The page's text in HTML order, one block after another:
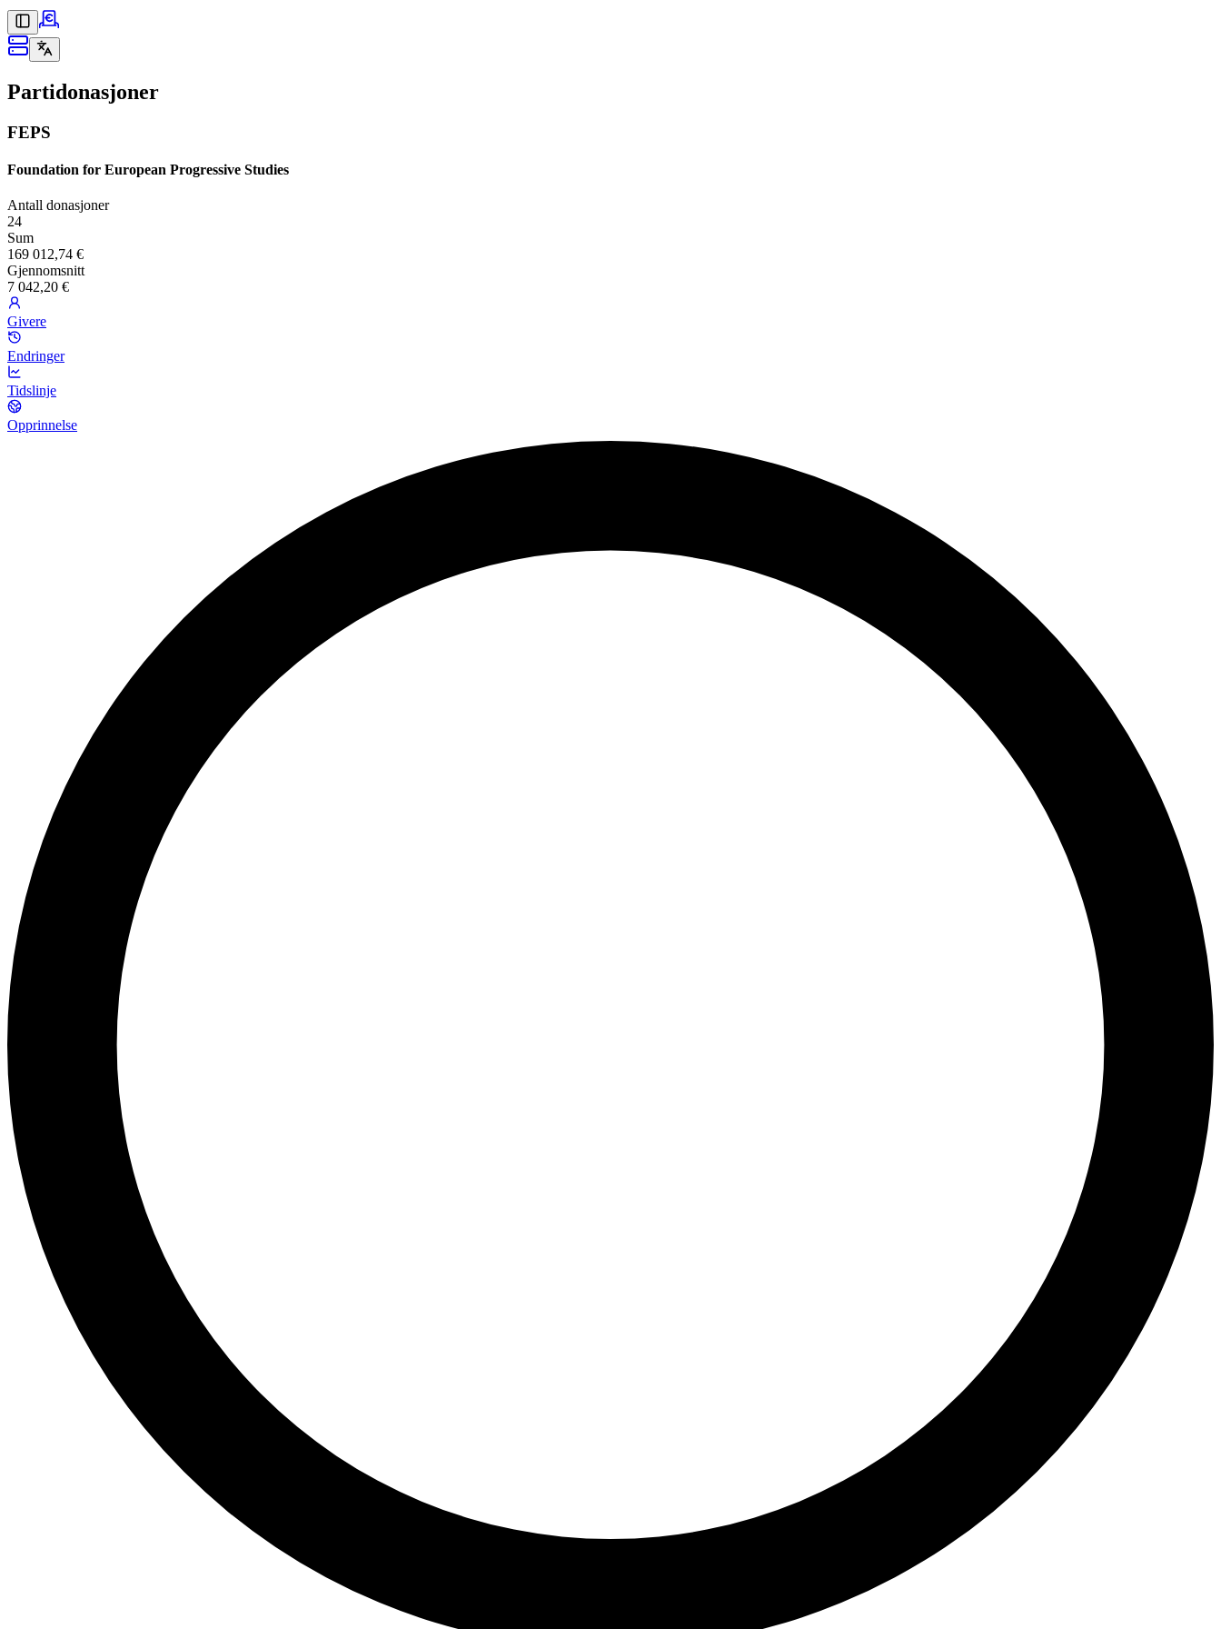
Partidonasjoner
FEPS
Foundation for European Progressive Studies
Antall donasjoner
24
Sum
169 012,74 €
Gjennomsnitt
7 042,20 €
Givere
Endringer
Tidslinje
Opprinnelse